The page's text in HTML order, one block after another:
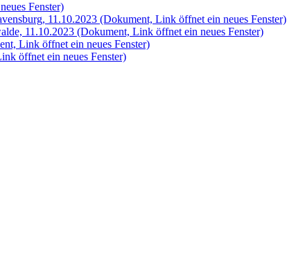
Fenster)
11.10.2023 (Dokument, Link öffnet ein neues Fenster)
11.10.2023 (Dokument, Link öffnet ein neues Fenster)
Link öffnet ein neues Fenster)
öffnet ein neues Fenster)